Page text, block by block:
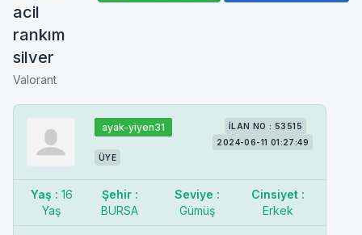
acil
rankım
silver
Valorant
ayak-yiyen31
ÜYE
İLAN NO : 53515
2024-06-11 01:27:49
Yaş : 16
Yaş
Şehir :
BURSA
Seviye :
Gümüş
Cinsiyet :
Erkek